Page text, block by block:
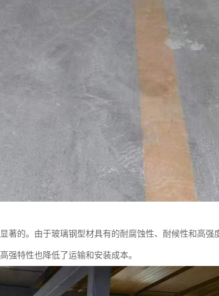
著的。由于玻璃钢型材具有的耐腐蚀性、耐候性和高强
强特性也降低了运输和安装成本。